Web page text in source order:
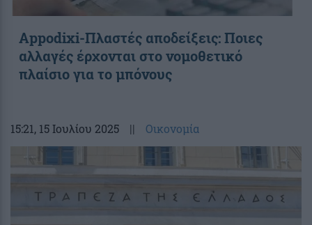
Appodixi-Πλαστές αποδείξεις: Ποιες
αλλαγές έρχονται στο νομοθετικό
πλαίσιο για το μπόνους
15:21, 15 Ιουλίου 2025 || Οικονομία